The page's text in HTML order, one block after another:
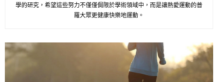
學的研究，希望這些努力不僅僅侷限於學術領域中，而是讓熱愛運動的普
羅大眾更健康快樂地運動。